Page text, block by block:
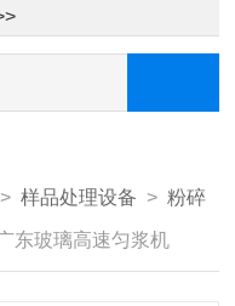
>样品处理设备 >粉碎
东玻璃高速匀浆机